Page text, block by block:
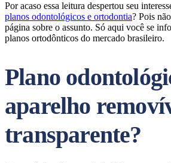
Por acaso essa leitura despertou seu
planos odontológicos e ortodontia? Pois
página sobre o assunto. Só aqui você se
planos ortodônticos do mercado brasileiro.
Plano
aparelho
transparente?